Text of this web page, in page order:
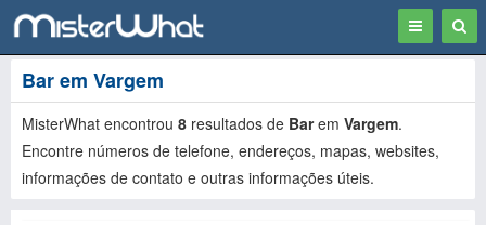
Toggle
navigation
Bar em Vargem
MisterWhat encontrou 8 resultados de Barem Vargem.
Encontre números de telefone, endereços, mapas, websites,
informações de contato e outras informações úteis.